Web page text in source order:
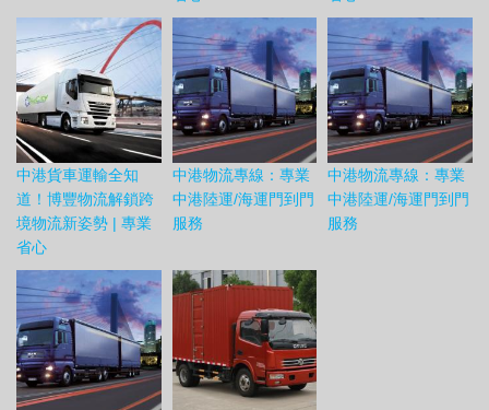
中港貨車運輸全知
道！博豐物流解鎖跨
境物流新姿勢 | 專業
省心
中港物流專線：專業
中港陸運/海運門到門
服務
中港物流專線：專業
中港陸運/海運門到門
服務